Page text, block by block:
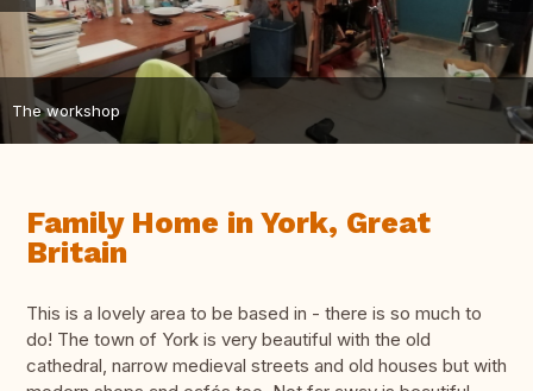
The workshop
Family Home in York, Great
Britain
This is a lovely area to be based in - there is so much to
do! The town of York is very beautiful with the old
cathedral, narrow medieval streets and old houses but with